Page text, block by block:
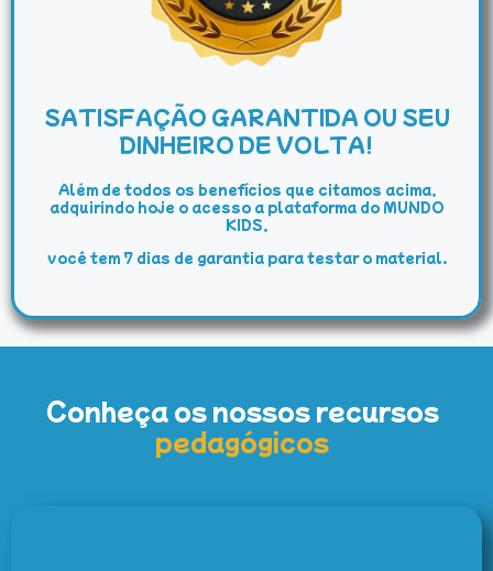
SATISFAÇÃO GARANTIDA OU SEU
DINHEIRO DE VOLTA!
Além de todos os benefícios que citamos acima,
adquirindo hoje o acesso a plataforma do MUNDO
KIDS,
você tem 7 dias de garantia para testar o material.
Conheça os nossos recursos
pedagógicos